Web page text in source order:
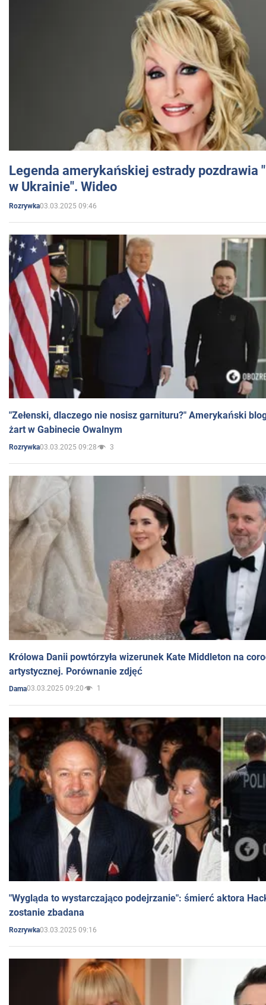
Legenda amerykańskiej estrady pozdrawia
w Ukrainie". Wideo
Rozrywka03.03.2025 09:46
"Zełenski, dlaczego nie nosisz garnituru?" Amerykański
żart w Gabinecie Owalnym
Rozrywka03.03.2025 09:28 3
Królowa Danii powtórzyła wizerunek Kate Middleton na
artystycznej. Porównanie zdjęć
Dama03.03.2025 09:20 1
"Wygląda to wystarczająco podejrzanie": śmierć aktora
zostanie zbadana
Rozrywka03.03.2025 09:16